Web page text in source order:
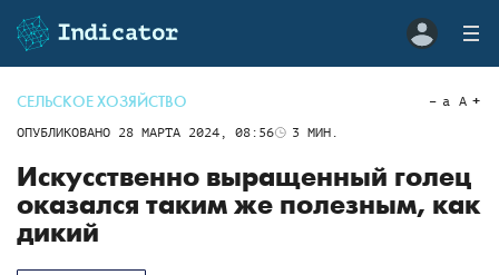
СЕЛЬСКОЕ ХОЗЯЙСТВО
ОПУБЛИКОВАНО 28 МАРТА 2024, 08:56 3 МИН.
a A
Искусственно выращенный голец
оказался таким же полезным, как
дикий